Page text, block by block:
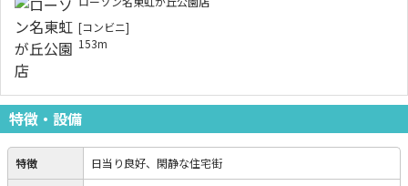
[コンビニ]
153m
特徴・設備
特徴 日当り良好、閑静な住宅街